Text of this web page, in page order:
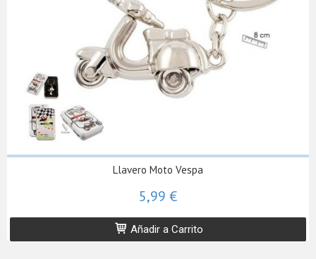
Llavero Moto Vespa
5,99 €
Añadir a Carrito